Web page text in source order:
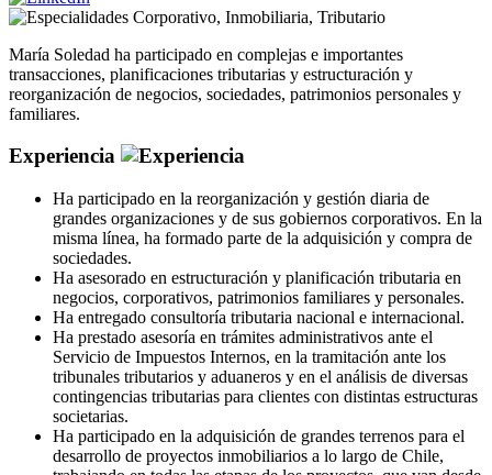
Corporativo, Inmobiliaria, Tributario
María Soledad ha participado en complejas e importantes
transacciones, planificaciones tributarias y estructuración y
reorganización de negocios, sociedades, patrimonios personales y
familiares.
Experiencia
Ha participado en la reorganización y gestión diaria de
grandes organizaciones y de sus gobiernos corporativos. En la
misma línea, ha formado parte de la adquisición y compra de
sociedades.
Ha asesorado en estructuración y planificación tributaria en
negocios, corporativos, patrimonios familiares y personales.
Ha entregado consultoría tributaria nacional e internacional.
Ha prestado asesoría en trámites administrativos ante el
Servicio de Impuestos Internos, en la tramitación ante los
tribunales tributarios y aduaneros y en el análisis de diversas
contingencias tributarias para clientes con distintas estructuras
societarias.
Ha participado en la adquisición de grandes terrenos para el
desarrollo de proyectos inmobiliarios a lo largo de Chile,